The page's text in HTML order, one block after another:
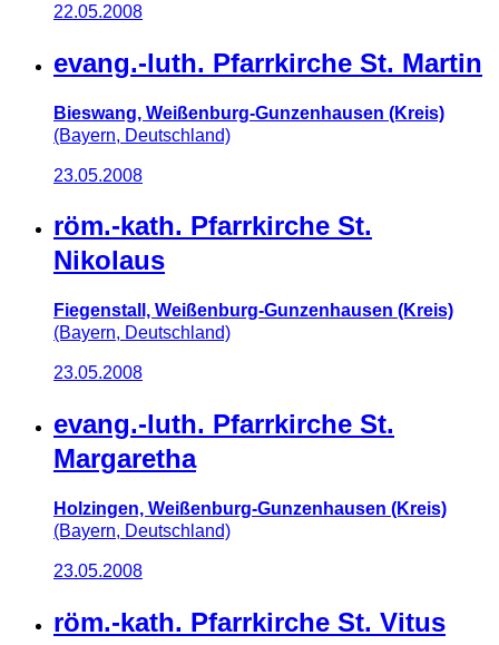
22.05.2008
evang.-luth. Pfarrkirche St. Martin
Bieswang, Weißenburg-Gunzenhausen (Kreis)
(Bayern, Deutschland)
23.05.2008
röm.-kath. Pfarrkirche St.
Nikolaus
Fiegenstall, Weißenburg-Gunzenhausen (Kreis)
(Bayern, Deutschland)
23.05.2008
evang.-luth. Pfarrkirche St.
Margaretha
Holzingen, Weißenburg-Gunzenhausen (Kreis)
(Bayern, Deutschland)
23.05.2008
röm.-kath. Pfarrkirche St. Vitus